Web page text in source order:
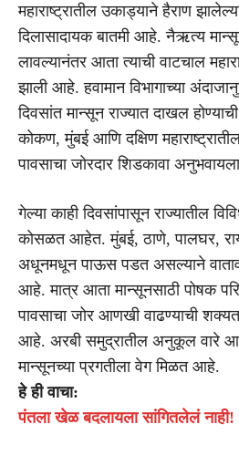
महाराष्ट्रातील उकाड्याने हैराण
दिलासादायक बातमी आहे. नैऋत्य
लावल्यानंतर आता त्याची वाटचाल
झाली आहे. हवामान विभागाच्या
दिवसांत मान्सून राज्यात दाखल
कोकण, मुंबई आणि दक्षिण
पावसाचा जोरदार शिडकावा
गेल्या काही दिवसांपासून राज्यातील
कोसळत आहेत. मुंबई, ठाणे, पालघर,
अधूनमधून पाऊस पडत असल्याने
आहे. मात्र आता मान्सूनसाठी पोषक
पावसाचा जोर आणखी वाढण्याची
आहे. अरबी समुद्रातील अनुकूल वारे
मान्सूनच्या प्रगतीला वेग मिळत आहे.
हे ही वाचा:
पंतला खेळ बदलायला सांगितलेलं नाही!